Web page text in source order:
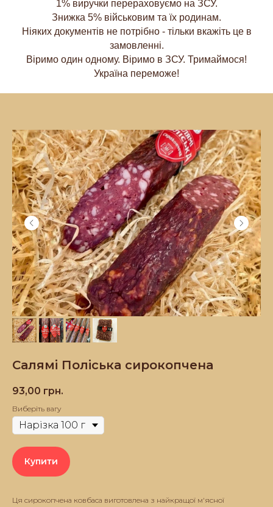
1% виручки перераховуємо на ЗСУ.
Знижка 5% військовим та їх родинам.
Ніяких документів не потрібно - тільки вкажіть це в
замовленні.
Віримо один одному. Віримо в ЗСУ. Тримаймося!
Україна переможе!
Салямі Поліська сирокопчена
93,00 грн.
Виберіть вагу
Купити
Ця сирокопчена ковбаса виготовлена з найкращої м'ясної